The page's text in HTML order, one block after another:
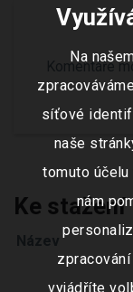
Komentáře
Ke stažení
Název
Na
síťové
naše
tomuto
nám
vyjádříte